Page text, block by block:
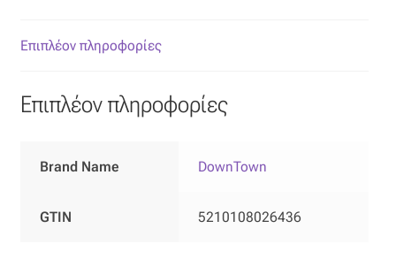
Οργάντζα διπλή
Οργάντζα με κέντημα
Επιπλέον πληροφορίες
Επιπλέον πληροφορίες
Brand Name DownTown
GTIN 5210108026436